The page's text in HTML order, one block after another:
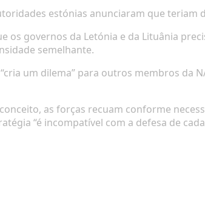
estónias anunciaram que
os governos da Letónia e da Lituânia
semelhante.
um dilema” para outros membros da
as forças recuam conforme
“é incompatível com a defesa de